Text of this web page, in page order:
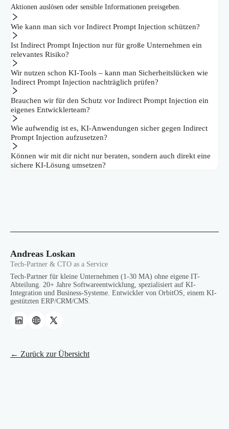
Aktionen auslösen oder sensible Informationen preisgeben.
Wie kann man sich vor Indirect Prompt Injection schützen?
Ist Indirect Prompt Injection nur für große Unternehmen ein
relevantes Risiko?
Wir nutzen schon KI-Tools – kann man Sicherheitslücken wie
Indirect Prompt Injection nachträglich prüfen?
Brauchen wir für den Schutz vor Indirect Prompt Injection ein
eigenes Entwicklerteam?
Wie aufwendig ist es, KI-Anwendungen sicher gegen Indirect
Prompt Injection aufzusetzen?
Können wir mit dir nicht nur beraten, sondern auch direkt eine
sichere KI-Lösung umsetzen?
Andreas Loskan
Tech-Partner & CTO as a Service
Tech-Partner für kleine Unternehmen (1-30 MA) ohne eigene IT-
Abteilung. 20+ Jahre Softwareentwicklung, spezialisiert auf KI-
Integration und Business-Systeme. Entwickler von OrbitOS, einem KI-
gestützten ERP/CRM/CMS.
← Zurück zur Übersicht